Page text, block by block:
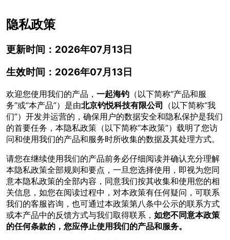
隐私政策
更新时间：2026年07月13日
生效时间：2026年07月13日
欢迎您使用我们的产品， 一起海钓（以下简称“产品和服
务”或“本产品”）是由北京钓悦科技有限公司
（以下简称“我
们”）开发并运营的，确保用户的数据安全和隐私保护是我们
的首要任务，本隐私政策（以下简称“本政策”）载明了您访
问和使用我们的产品和服务时所收集的数据及其处理方式。
请您在继续使用我们的产品前务必仔细阅读并确认充分理解
本隐私政策全部规则和要点，一旦您选择使用，即视为您同
意本隐私政策的全部内容，同意我们按其收集和使用您的相
关信息，如您在阅读过程中，对本政策有任何疑问，可联系
我们的客服咨询，也可通过本政策第八条中公示的联系方式
或本产品中的反馈方式与我们取得联系， 如您不同意本政策
的任何条款的，您应停止使用我们的产品和服务。